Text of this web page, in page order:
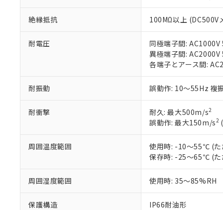
絶縁抵抗 100MΩ以上 (DC500V
耐電圧
同極端子間:
異極端子間:
各端子とアース間:
耐振動 誤動作: 10～55Hz 複
耐衝撃 耐久: 最大500m/s2
誤動作: 最大150m/s2(
周囲温度範囲
使用時: -10～55℃ (た
保存時: -25～65℃ (た
周囲湿度範囲 使用時: 35～85%RH
保護構造 IP66耐油形
当社制御機
在庫状況お
のであり、
い。
正式な納期
当社販売員
オムロン制
在庫状況お
マイパーツ
ている必要
お客様が当
が、当社の
さい。
※当社の共同
いる法人を指
*EU RoHS指令（10物質
鉛(Pb) 1000ppm以下、
六価クロム(Cr(Ⅵ))
フタル酸ビス(2-エチル
ル（DBP） 1000ppm
但し、RoHS指令で産業
フタル酸エステル類の
※2 対応予定月
下記の非含有証明
EU RoHS指令（10
51物質の非含有証
※本証明書は発行
「－」：未確認で
*中国RoHS10物質の基
Cr(Ⅵ)(六価クロム) :
DBP(フタル酸ジブチル
DEHP(フタル酸ビス(2-
※2 環境保護使
「ｅ」：有害物質
「10」：通常の使
当社は、こ
などの必要な
当社は規制
ます。
当社は貴社
置等に一切
当社は、貴
また当社は
記
説明
○ 一定数
△ 一定数
－
在庫な
機器販売
空
白
受注生